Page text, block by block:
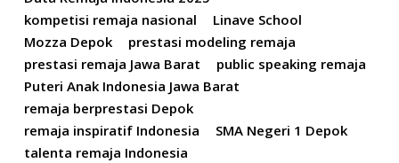
kompetisi remaja nasional
Linave School
Mozza Depok
prestasi modeling remaja
prestasi remaja Jawa Barat
public speaking remaja
Puteri Anak Indonesia Jawa Barat
remaja berprestasi Depok
remaja inspiratif Indonesia
SMA Negeri 1 Depok
talenta remaja Indonesia